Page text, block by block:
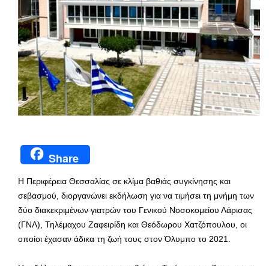
Share
Η Περιφέρεια Θεσσαλίας σε κλίμα βαθιάς συγκίνησης και
σεβασμού, διοργανώνει εκδήλωση για να τιμήσει τη μνήμη των
δύο διακεκριμένων γιατρών του Γενικού Νοσοκομείου Λάρισας
(ΓΝΛ), Τηλέμαχου Ζαφειρίδη και Θεόδωρου Χατζόπουλου, οι
οποίοι έχασαν άδικα τη ζωή τους στον Όλυμπο το 2021.